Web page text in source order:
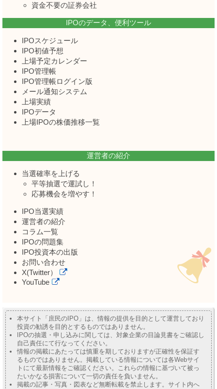
資金不要の証券会社
IPOのデータ、便利ツール
IPOスケジュール
IPO初値予想
上場予定カレンダー
IPO管理帳
IPO管理帳ログイン版
メール通知システム
上場実績
IPOデータ
上場IPOの株価推移一覧
運営者の紹介
当選確率を上げる
平等抽選で運試し！
応募機会を増やす！
IPO当選実績
運営者の紹介
コラム一覧
IPOの問題集
IPO投資本の出版
お問い合わせ
X(Twitter）
YouTube
本サイト「庶民のIPO」は、情報の提供を目的として運営しており
投資の勧誘を目的とするものではありません。
IPOの抽選・申し込みに関しては、対象企業の目論見書をご確認し
自己責任にて行なってください。
情報の掲載にあたっては慎重を期しておりますが正確性を保証す
るものではありません。掲載している情報については各Webサイ
トにて最新情報をご確認ください。これらの情報に基づいて被っ
たいかなる損害について一切の責任を負いません。
掲載の記事・写真・図表など無断転載を禁止します。サイト内へ